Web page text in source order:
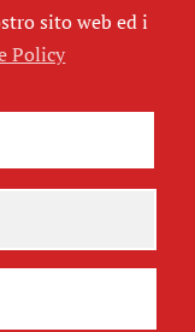
derivate 2.5 Italia
sito web ed i
Policy